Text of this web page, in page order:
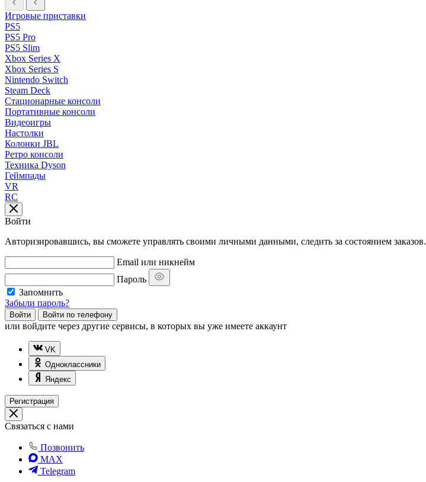
Игровые приставки
PS5
PS5 Pro
PS5 Slim
Xbox Series X
Xbox Series S
Nintendo Switch
Steam Deck
Стационарные консоли
Портативные консоли
Видеоигры
Настолки
Колонки JBL
Ретро консоли
Техника Dyson
Геймпады
VR
RC
Войти
Авторизировавшись, вы сможете управлять своими личными данными, следить за состоянием заказов.
Email или никнейм
Пароль
Запомнить
Забыли пароль?
Войти Войти по телефону
или войдите через другие сервисы, в которых вы уже имеете аккаунт
VK
Одноклассники
Яндекс
Регистрация
Связаться с нами
Позвонить
MAX
Telegram